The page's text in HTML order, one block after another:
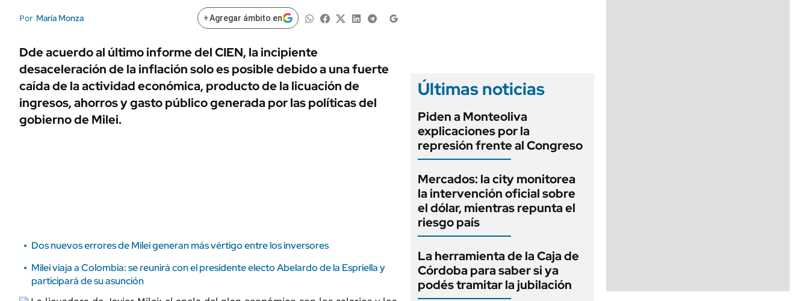
ÁMBITO DEBATE
URUGUAY
AUTOS
Por María Monza +Agregar ámbito en
Dde acuerdo al último informedel CIEN, la incipiente
desaceleración de la inflación solo es posible debido a una fuerte
caída de la actividad económica, producto de la licuación de
ingresos, ahorros y gasto público generada por las políticas del
gobierno de Milei.
Dos nuevos errores de Milei generan más vértigo entre los inversores
Milei viaja a Colombia: se reunirá con el presidente electo Abelardo de la Espriella y
participará de su asunción
Últimas noticias
Piden a Monteoliva
explicaciones por la
represión frente al Congreso
Mercados: la city monitorea
la intervención oficial sobre
el dólar, mientras repunta el
riesgo país
La herramienta de la Caja de
Córdoba para saber si ya
podés tramitar la jubilación